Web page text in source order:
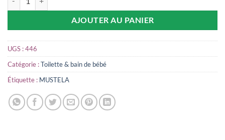
AJOUTER AU PANIER
UGS :446
Catégorie :Toilette & bain de bébé
Étiquette : MUSTELA